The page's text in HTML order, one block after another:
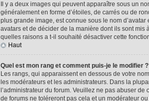
Il y a deux images qui peuvent apparaître sous un
généralement en forme d’étoiles, de carrés ou de
plus grande image, est connue sous le nom
avatars et de décider de la manière dont ils sont mis
quelles raisons a t-il souhaité désactiver cette
Haut
Quel est mon rang et comment puis-je le modifier ?
Les rangs, qui apparaissent en dessous de votre
les modérateurs et les administrateurs. Dans la
l’administrateur du forum. Veuillez ne pas abuser
de forums ne toléreront pas cela et un modérateur